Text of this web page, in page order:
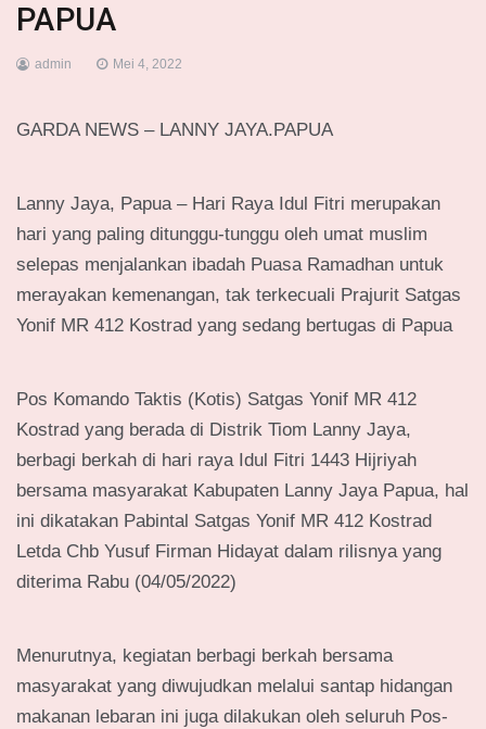
PAPUA
admin Mei 4, 2022
GARDA NEWS – LANNY JAYA.PAPUA
Lanny Jaya, Papua – Hari Raya Idul Fitri merupakan
hari yang paling ditunggu-tunggu oleh umat muslim
selepas menjalankan ibadah Puasa Ramadhan untuk
merayakan kemenangan, tak terkecuali Prajurit Satgas
Yonif MR 412 Kostrad yang sedang bertugas di Papua
Pos Komando Taktis (Kotis) Satgas Yonif MR 412
Kostrad yang berada di Distrik Tiom Lanny Jaya,
berbagi berkah di hari raya Idul Fitri 1443 Hijriyah
bersama masyarakat Kabupaten Lanny Jaya Papua, hal
ini dikatakan Pabintal Satgas Yonif MR 412 Kostrad
Letda Chb Yusuf Firman Hidayat dalam rilisnya yang
diterima Rabu (04/05/2022)
Menurutnya, kegiatan berbagi berkah bersama
masyarakat yang diwujudkan melalui santap hidangan
makanan lebaran ini juga dilakukan oleh seluruh Pos-